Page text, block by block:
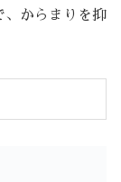
、からまりを抑